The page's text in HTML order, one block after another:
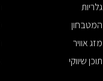
גלריות
המטבחון
מזג אוויר
תוכן שיווקי